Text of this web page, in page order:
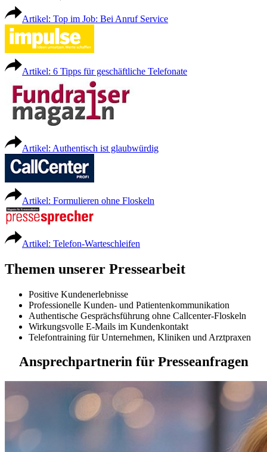
Artikel: Top im Job: Bei Anruf Service
Artikel: 6 Tipps für geschäftliche Telefonate
Artikel: Authentisch ist glaubwürdig
Artikel: Formulieren ohne Floskeln
Artikel: Telefon-Warteschleifen
Themen unserer Pressearbeit
Positive Kundenerlebnisse
Professionelle Kunden- und Patientenkommunikation
Authentische Gesprächsführung ohne Callcenter-Floskeln
Wirkungsvolle E-Mails im Kundenkontakt
Telefontraining für Unternehmen, Kliniken und Arztpraxen
Ansprechpartnerin für Presseanfragen